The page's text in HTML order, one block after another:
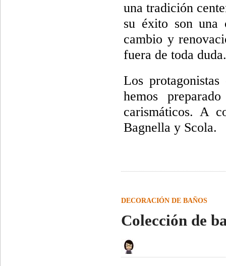
una tradición
su éxito son una
cambio y
fuera de toda duda.
Los
hemos
carismáticos. A
Bagnella y Scola.
DECORACIÓN DE BAÑOS
Colección de